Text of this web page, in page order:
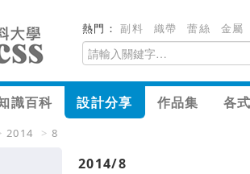
熱門：副料 織帶 蕾絲 金屬
識百科 設計分享 作品集 各
2014 > 8
2014/8